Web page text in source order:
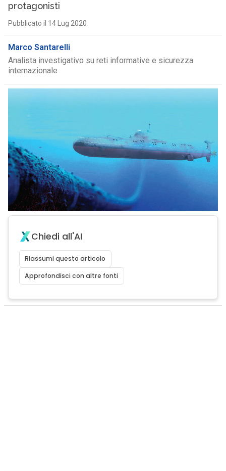
protagonisti
Pubblicato il 14 Lug 2020
Marco Santarelli
Analista investigativo su reti informative e sicurezza
internazionale
Chiedi all'AI
Riassumi questo articolo
Approfondisci con altre fonti